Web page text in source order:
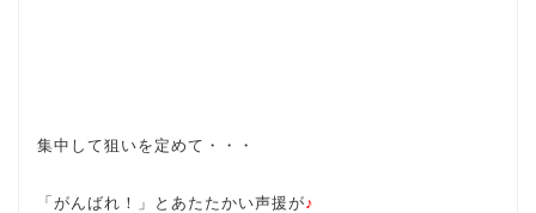
集中して狙いを定めて・・・
「がんばれ！」とあたたかい声援が♪